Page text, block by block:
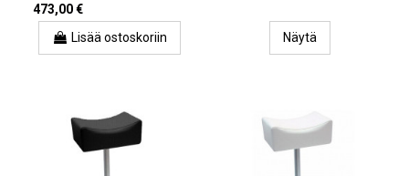
473,00 €
Lisää ostoskoriin
Näytä